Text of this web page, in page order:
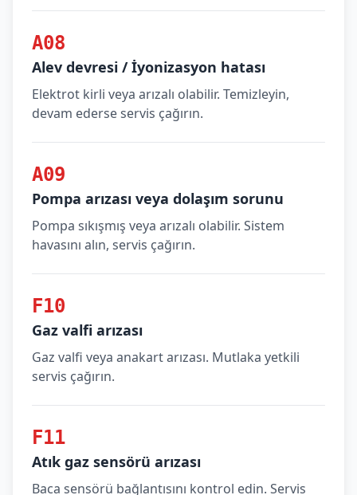
A08
Alev devresi / İyonizasyon hatası
Elektrot kirli veya arızalı olabilir. Temizleyin,
devam ederse servis çağırın.
A09
Pompa arızası veya dolaşım sorunu
Pompa sıkışmış veya arızalı olabilir. Sistem
havasını alın, servis çağırın.
F10
Gaz valfi arızası
Gaz valfi veya anakart arızası. Mutlaka yetkili
servis çağırın.
F11
Atık gaz sensörü arızası
Baca sensörü bağlantısını kontrol edin. Servis